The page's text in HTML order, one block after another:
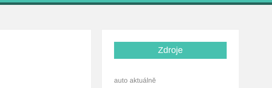
Zdroje
auto aktuálně